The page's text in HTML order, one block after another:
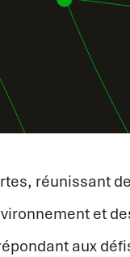
réunissant
et
aux